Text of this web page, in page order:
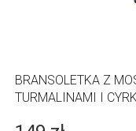
BRANSOLETKA Z
TURMALINAMI I